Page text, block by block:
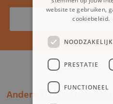
Onze
Andere klanten bekeken
website te gebruiken,
cookiebeleid.
NOODZAKELIJK
PRESTATIE
FUNCTIONEEL